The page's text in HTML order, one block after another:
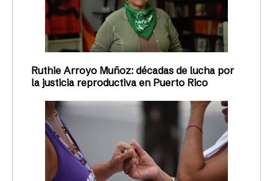
Ruthie Arroyo Muñoz: décadas de lucha por
la justicia reproductiva en Puerto Rico